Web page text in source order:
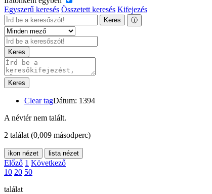
Egyszerű keresés Összetett keresés Kifejezés
Keres ⓘ
Keres
Keres
Clear tagDátum: 1394
A névtér nem talált.
2 találat (0,009 másodperc)
ikon nézet lista nézet
Előző 1 Következő
10 20 50
találat